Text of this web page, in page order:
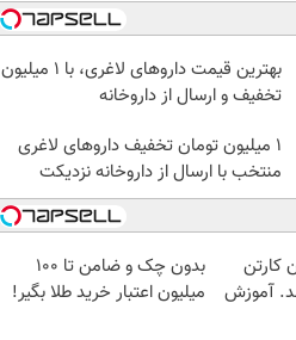
بهترین قیمت داروهای لاغری، با ۱ میلیون
تخفیف و ارسال از داروخانه‌
۱ میلیون تومان تخفیف داروهای لاغری
منتخب با ارسال از داروخانه نزدیکت
کارتن
آموزش
بدون چک و ضامن تا 100
میلیون اعتبار خرید طلا بگیر!